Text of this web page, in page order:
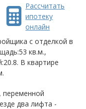
Рассчитать
ипотеку
онлайн
c отделкой в
кв.м.,
B квартире
два лифта -